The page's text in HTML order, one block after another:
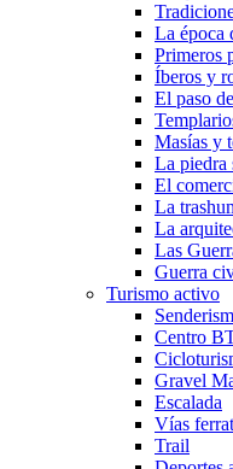
La época
Primeros
Íberos y
El paso
Masías y
La piedra
El
La
La
Las
Guerra
Turismo activo
Centro
Gravel
Escalada
Vías
Trail